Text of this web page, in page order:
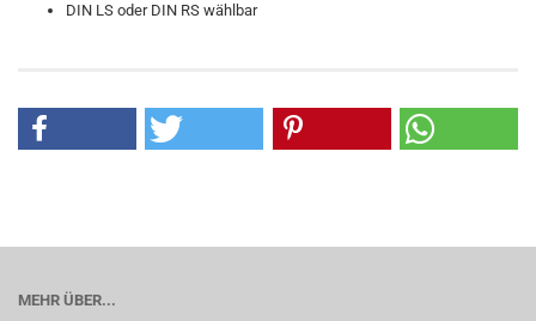
DIN LS oder DIN RS wählbar
MEHR ÜBER...